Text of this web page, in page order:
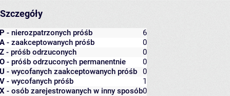
Szczegóły
P - nierozpatrzonych próśb
6
A - zaakceptowanych próśb
0
Z - próśb odrzuconych
0
O - próśb odrzuconych permanentnie
0
U - wycofanych zaakceptowanych próśb
0
V - wycofanych próśb
1
X - osób zarejestrowanych w inny sposób0